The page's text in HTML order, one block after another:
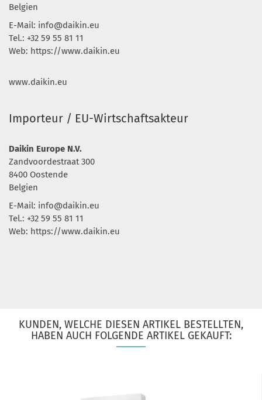
Belgien
E-Mail: info@daikin.eu
Tel.: +32 59 55 81 11
Web: https://www.daikin.eu
www.daikin.eu
Importeur / EU-Wirtschaftsakteur
Daikin Europe N.V.
Zandvoordestraat 300
8400 Oostende
Belgien
E-Mail: info@daikin.eu
Tel.: +32 59 55 81 11
Web: https://www.daikin.eu
KUNDEN, WELCHE DIESEN ARTIKEL BESTELLTEN,
HABEN AUCH FOLGENDE ARTIKEL GEKAUFT: